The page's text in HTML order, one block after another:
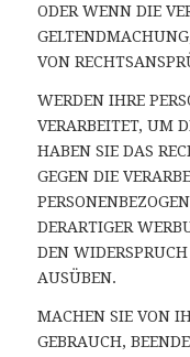
ODER WENN DIE
VON
WERDEN IHRE
VERARBEITET, UM
HABEN SIE DAS
GEGEN DIE
DERARTIGER
DEN
AUSÜBEN.
MACHEN SIE VON
GEBRAUCH,